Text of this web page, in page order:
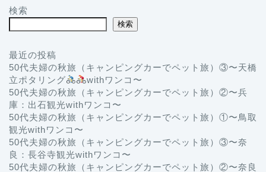
検索
検索
最近の投稿
50代夫婦の秋旅（キャンピングカーでペット旅）③〜天橋
立ポタリング
withワンコ〜
50代夫婦の秋旅（キャンピングカーでペット旅）②〜兵
庫：出石観光withワンコ〜
50代夫婦の秋旅（キャンピングカーでペット旅）①〜鳥取
観光withワンコ〜
50代夫婦の秋旅（キャンピングカーでペット旅）③〜奈
良：長谷寺観光withワンコ〜
50代夫婦の秋旅（キャンピングカーでペット旅）②〜奈良